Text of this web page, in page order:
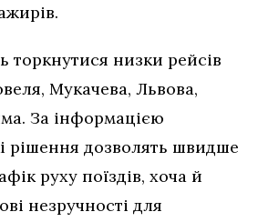
торкнутися низки рейсів
Мукачева, Львова,
За інформацією
рішення дозволять швидше
руху поїздів, хоча й
незручності для